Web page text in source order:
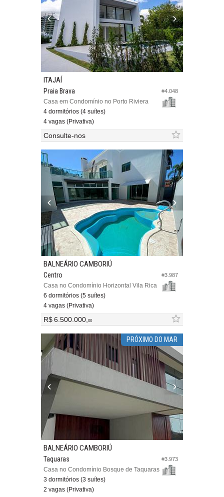
#4.048
ITAJAÍ
Praia Brava
Casa em Condomínio no Porto Riviera
4 dormitórios (4 suítes)
4 vagas (Privativa)
Consulte-nos
#3.987
BALNEÁRIO CAMBORIÚ
Centro
Casa no Condomínio Horizontal Vila Rica
6 dormitórios (5 suítes)
4 vagas (Privativa)
R$ 6.500.000,00
PRÓXIMO DO MAR
#3.973
BALNEÁRIO CAMBORIÚ
Taquaras
Casa no Condomínio Bosque de Taquaras
3 dormitórios (3 suítes)
2 vagas (Privativa)